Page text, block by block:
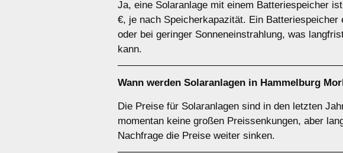
Ja, eine Solaranlage mit einem Batteriespeicher
€, je nach Speicherkapazität. Ein
oder bei geringer Sonneneinstrahlung, was
kann.
Wann werden Solaranlagen in Hammelburg
Die Preise für Solaranlagen sind in den letzten
momentan keine großen Preissenkungen, aber
Nachfrage die Preise weiter sinken.